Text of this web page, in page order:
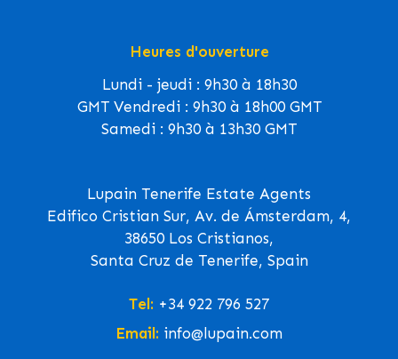
Heures d'ouverture
Lundi - jeudi : 9h30 à 18h30
GMT Vendredi : 9h30 à 18h00 GMT
Samedi : 9h30 à 13h30 GMT
Lupain Tenerife Estate Agents
Edifico Cristian Sur, Av. de Ámsterdam, 4,
38650 Los Cristianos,
Santa Cruz de Tenerife, Spain
Tel: +34 922 796 527
Email: info@lupain.com